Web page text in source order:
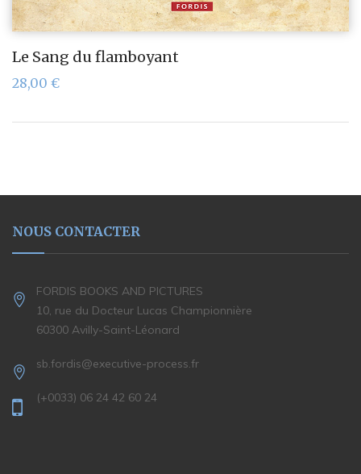
Le Sang du flamboyant
28,00 €
NOUS CONTACTER
FORDIS BOOKS AND PICTURES
10, rue du Docteur Lucas Championnière
60300 Avilly-Saint-Léonard
sb.fordis@executive-process.fr
(+0033) 06 24 42 60 24